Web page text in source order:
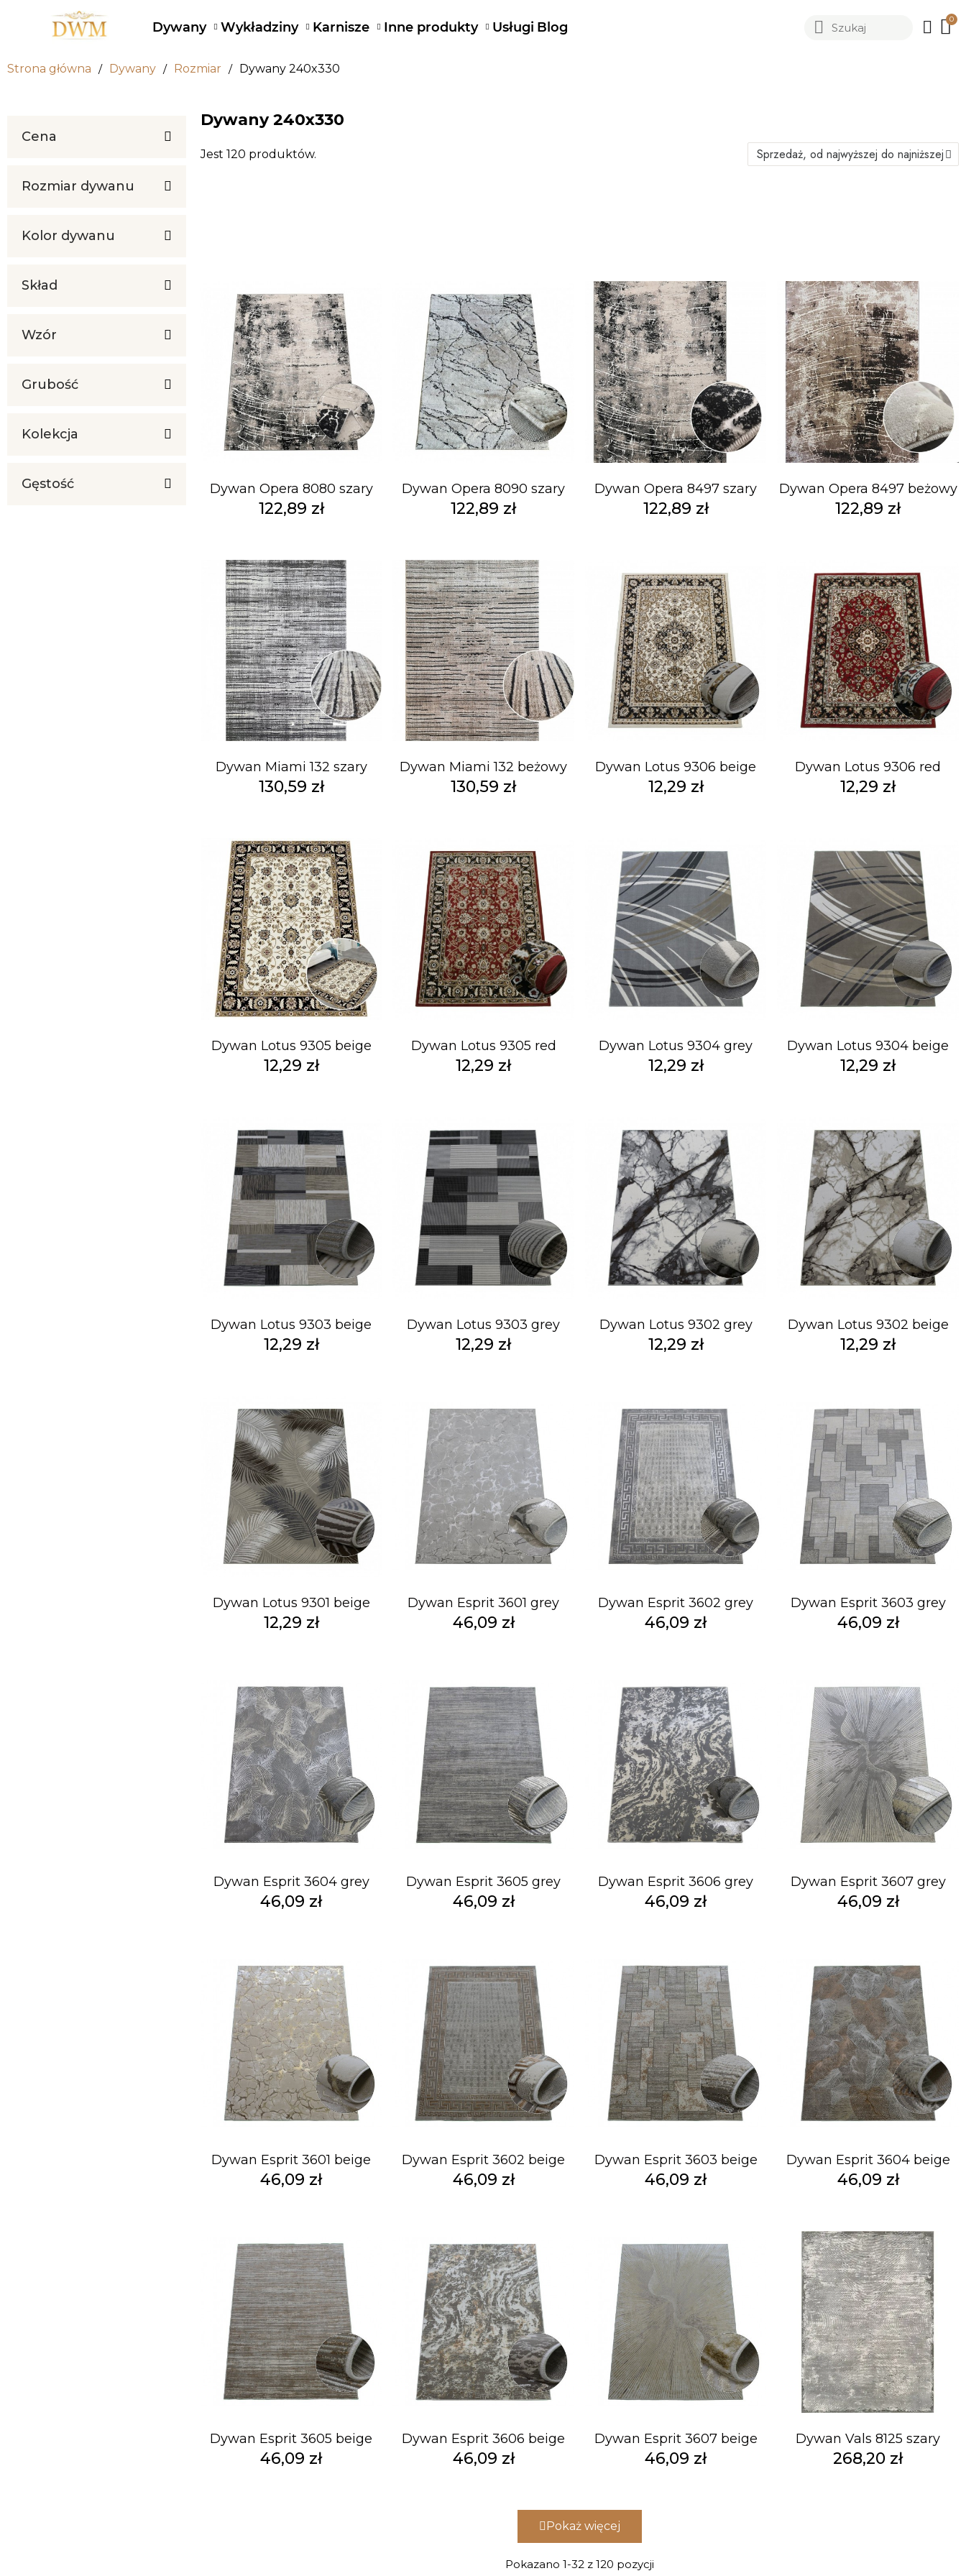
Dywany Wykładziny Karnisze Inne produkty Usługi Blog
Strona główna Dywany Rozmiar Dywany 240x330
Cena
Rozmiar dywanu
Kolor dywanu
Skład
Wzór
Grubość
Kolekcja
Gęstość
Dywany 240x330
Jest 120 produktów.
Dywan Opera 8080 szary
122,89 zł
Dywan Opera 8090 szary
122,89 zł
Dywan Opera 8497 szary
122,89 zł
Dywan Opera 8497 beżowy
122,89 zł
Dywan Miami 132 szary
130,59 zł
Dywan Miami 132 beżowy
130,59 zł
Dywan Lotus 9306 beige
12,29 zł
Dywan Lotus 9306 red
12,29 zł
Dywan Lotus 9305 beige
12,29 zł
Dywan Lotus 9305 red
12,29 zł
Dywan Lotus 9304 grey
12,29 zł
Dywan Lotus 9304 beige
12,29 zł
Dywan Lotus 9303 beige
12,29 zł
Dywan Lotus 9303 grey
12,29 zł
Dywan Lotus 9302 grey
12,29 zł
Dywan Lotus 9302 beige
12,29 zł
Dywan Lotus 9301 beige
12,29 zł
Dywan Esprit 3601 grey
46,09 zł
Dywan Esprit 3602 grey
46,09 zł
Dywan Esprit 3603 grey
46,09 zł
Dywan Esprit 3604 grey
46,09 zł
Dywan Esprit 3605 grey
46,09 zł
Dywan Esprit 3606 grey
46,09 zł
Dywan Esprit 3607 grey
46,09 zł
Dywan Esprit 3601 beige
46,09 zł
Dywan Esprit 3602 beige
46,09 zł
Dywan Esprit 3603 beige
46,09 zł
Dywan Esprit 3604 beige
46,09 zł
Dywan Esprit 3605 beige
46,09 zł
Dywan Esprit 3606 beige
46,09 zł
Dywan Esprit 3607 beige
46,09 zł
Dywan Vals 8125 szary
268,20 zł
Pokaż więcej
Pokazano 1-32 z 120 pozycji